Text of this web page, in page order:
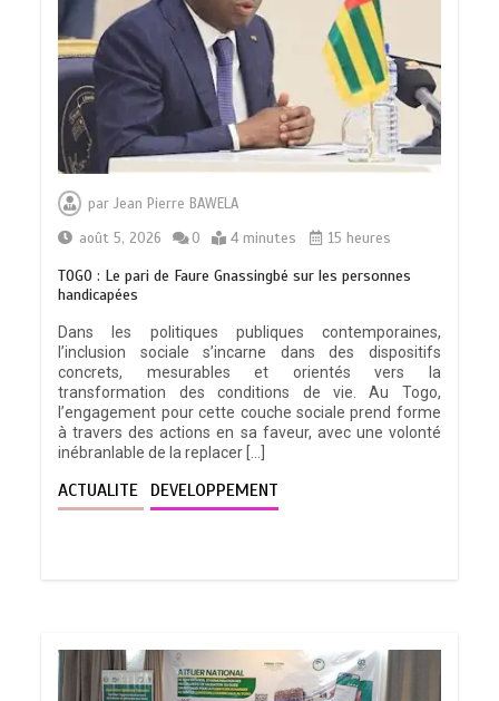
parJean Pierre BAWELA
août 5, 2026
0 4 minutes 15 heures
TOGO : Le pari de Faure Gnassingbé sur les personnes
handicapées
Dans les politiques publiques contemporaines,
l’inclusion sociale s’incarne dans des dispositifs
concrets, mesurables et orientés vers la
transformation des conditions de vie. Au Togo,
l’engagement pour cette couche sociale prend forme
à travers des actions en sa faveur, avec une volonté
inébranlable de la replacer […]
ACTUALITE DEVELOPPEMENT